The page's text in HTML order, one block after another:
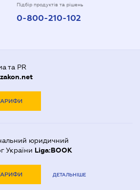
Підбір продуктів та рішень
0-800-210-102
та PR
юридичний
України Liga:BOOK
ДЕТАЛЬНІШЕ